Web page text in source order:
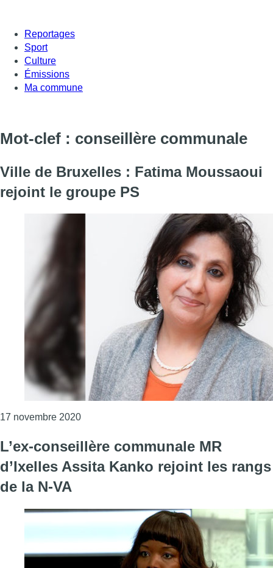
Reportages
Sport
Culture
Émissions
Ma commune
Mot-clef : conseillère communale
Ville de Bruxelles : Fatima Moussaoui
rejoint le groupe PS
17 novembre 2020Consulter l'article "Ville de Bruxelles :
L’ex-conseillère communale MR
d’Ixelles Assita Kanko rejoint les rangs
de la N-VA